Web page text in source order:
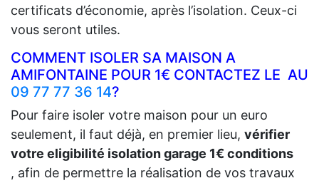
certificats d’économie, après l’isolation. Ceux-ci
vous seront utiles.
COMMENT ISOLER SA MAISON A
AMIFONTAINE POUR 1€ CONTACTEZ LE AU
09 77 77 36 14?
Pour faire isoler votre maison pour un euro
seulement, il faut déjà, en premier lieu, vérifier
votre eligibilité isolation garage 1€ conditions
, afin de permettre la réalisation de vos travaux